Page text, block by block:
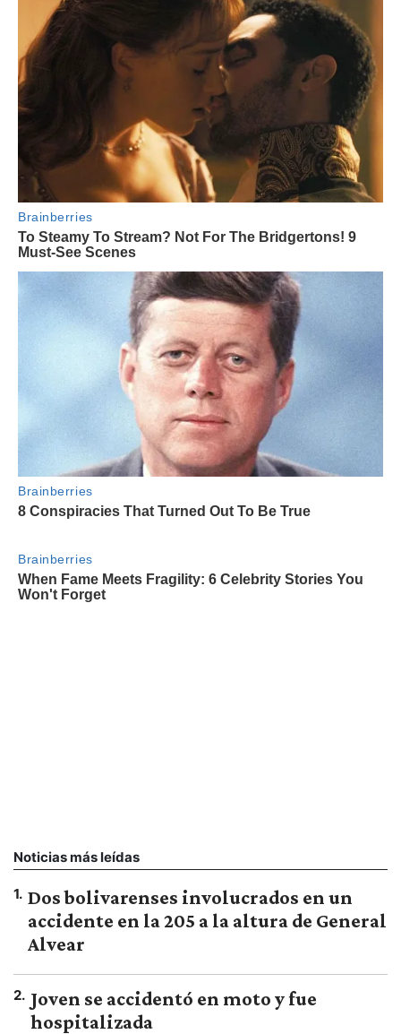
Noticias más leídas
1. Dos bolivarenses involucrados en un
accidente en la 205 a la altura de General
Alvear
2. Joven se accidentó en moto y fue
hospitalizada